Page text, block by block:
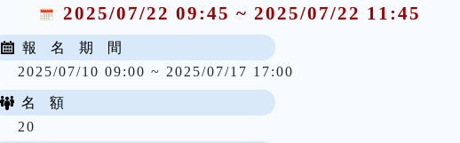
2025/07/22 09:45 ~ 2025/07/22 11:45
報 名 期 間
2025/07/10 09:00 ~ 2025/07/17 17:00
名 額
20